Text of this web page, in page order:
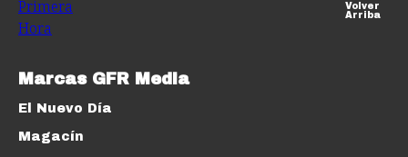
Volver
Arriba
Marcas GFR Media
El Nuevo Día
Magacín